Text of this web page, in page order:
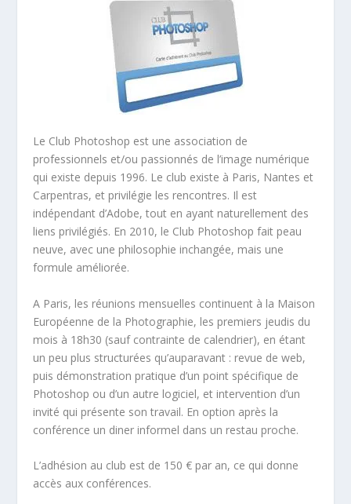
Le Club Photoshop est une association de
professionnels et/ou passionnés de l’image numérique
qui existe depuis 1996. Le club existe à Paris, Nantes et
Carpentras, et privilégie les rencontres. Il est
indépendant d’Adobe, tout en ayant naturellement des
liens privilégiés. En 2010, le Club Photoshop fait peau
neuve, avec une philosophie inchangée, mais une
formule améliorée.
A Paris, les réunions mensuelles continuent à la Maison
Européenne de la Photographie, les premiers jeudis du
mois à 18h30 (sauf contrainte de calendrier), en étant
un peu plus structurées qu’auparavant : revue de web,
puis démonstration pratique d’un point spécifique de
Photoshop ou d’un autre logiciel, et intervention d’un
invité qui présente son travail. En option après la
conférence un diner informel dans un restau proche.
L’adhésion au club est de 150 € par an, ce qui donne
accès aux conférences.